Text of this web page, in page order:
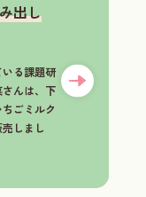
出し
る課題研
んは、下
ごミルク
しまし